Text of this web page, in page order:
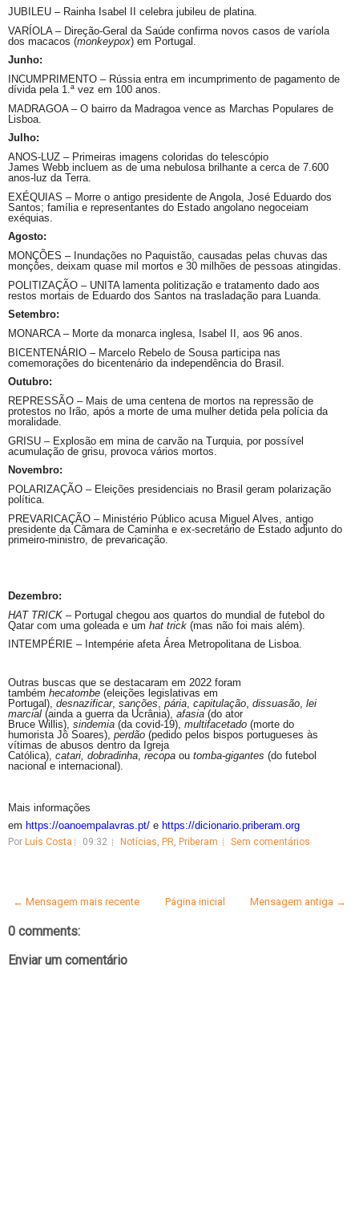
JUBILEU – Rainha Isabel II celebra jubileu de platina.
VARÍOLA – Direção-Geral da Saúde confirma novos casos de varíola
dos macacos (monkeypox) em Portugal.
Junho:
INCUMPRIMENTO – Rússia entra em incumprimento de pagamento de
dívida pela 1.ª vez em 100 anos.
MADRAGOA – O bairro da Madragoa vence as Marchas Populares de
Lisboa.
Julho:
ANOS-LUZ – Primeiras imagens coloridas do telescópio
James Webb incluem as de uma nebulosa brilhante a cerca de 7.600
anos-luz da Terra.
EXÉQUIAS – Morre o antigo presidente de Angola, José Eduardo dos
Santos; família e representantes do Estado angolano negoceiam
exéquias.
Agosto:
MONÇÕES – Inundações no Paquistão, causadas pelas chuvas das
monções, deixam quase mil mortos e 30 milhões de pessoas atingidas.
POLITIZAÇÃO – UNITA lamenta politização e tratamento dado aos
restos mortais de Eduardo dos Santos na trasladação para Luanda.
Setembro:
MONARCA – Morte da monarca inglesa, Isabel II, aos 96 anos.
BICENTENÁRIO – Marcelo Rebelo de Sousa participa nas
comemorações do bicentenário da independência do Brasil.
Outubro:
REPRESSÃO – Mais de uma centena de mortos na repressão de
protestos no Irão, após a morte de uma mulher detida pela polícia da
moralidade.
GRISU – Explosão em mina de carvão na Turquia, por possível
acumulação de grisu , provoca vários mortos.
Novembro:
POLARIZAÇÃO – Eleições presidenciais no Brasil geram polarização
política.
PREVARICAÇÃO – Ministério Público acusa Miguel Alves, antigo
presidente da Câmara de Caminha e ex-secretário de Estado adjunto do
primeiro-ministro, de prevaricação.
Dezembro:
HAT TRICK – Portugal chegou aos quartos do mundial de futebol do
Qatar com uma goleada e um hat trick (mas não foi mais além).
INTEMPÉRIE – Intempérie afeta Área Metropolitana de Lisboa.
Outras buscas que se destacaram em 2022 foram
também hecatombe (eleições legislativas em
Portugal), desnazificar, sanções, pária capitulação dissuasão lei
marcial (ainda a guerra da Ucrânia), afasia(do ator
Bruce Willis), sindemia (da covid-19), multifacetado (morte do
humorista Jô Soares), perdão (pedido pelos bispos portugueses às
vítimas de abusos dentro da Igreja
Católica), catari, dobradinha recopa ou tomba-gigantes (do futebol
nacional e internacional).
Mais informações
em https://oanoempalavras.pt/ e https://dicionario.priberam. org
Por Luís Costa 09:32 Notícias, PR, Priberam Sem comentários
← Mensagem mais recente Mensagem antiga →
Página inicial
0 comments:
Enviar um comentário